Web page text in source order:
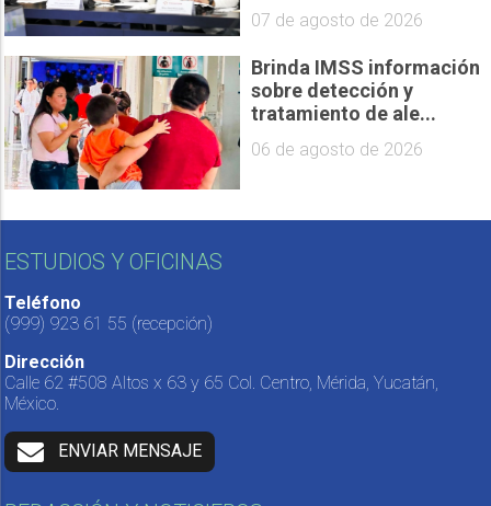
07 de agosto de 2026
Brinda IMSS información
sobre detección y
tratamiento de ale...
06 de agosto de 2026
ESTUDIOS Y OFICINAS
Teléfono
(999) 923 61 55 (recepción)
Dirección
Calle 62 #508 Altos x 63 y 65 Col. Centro, Mérida, Yucatán,
México.
ENVIAR MENSAJE